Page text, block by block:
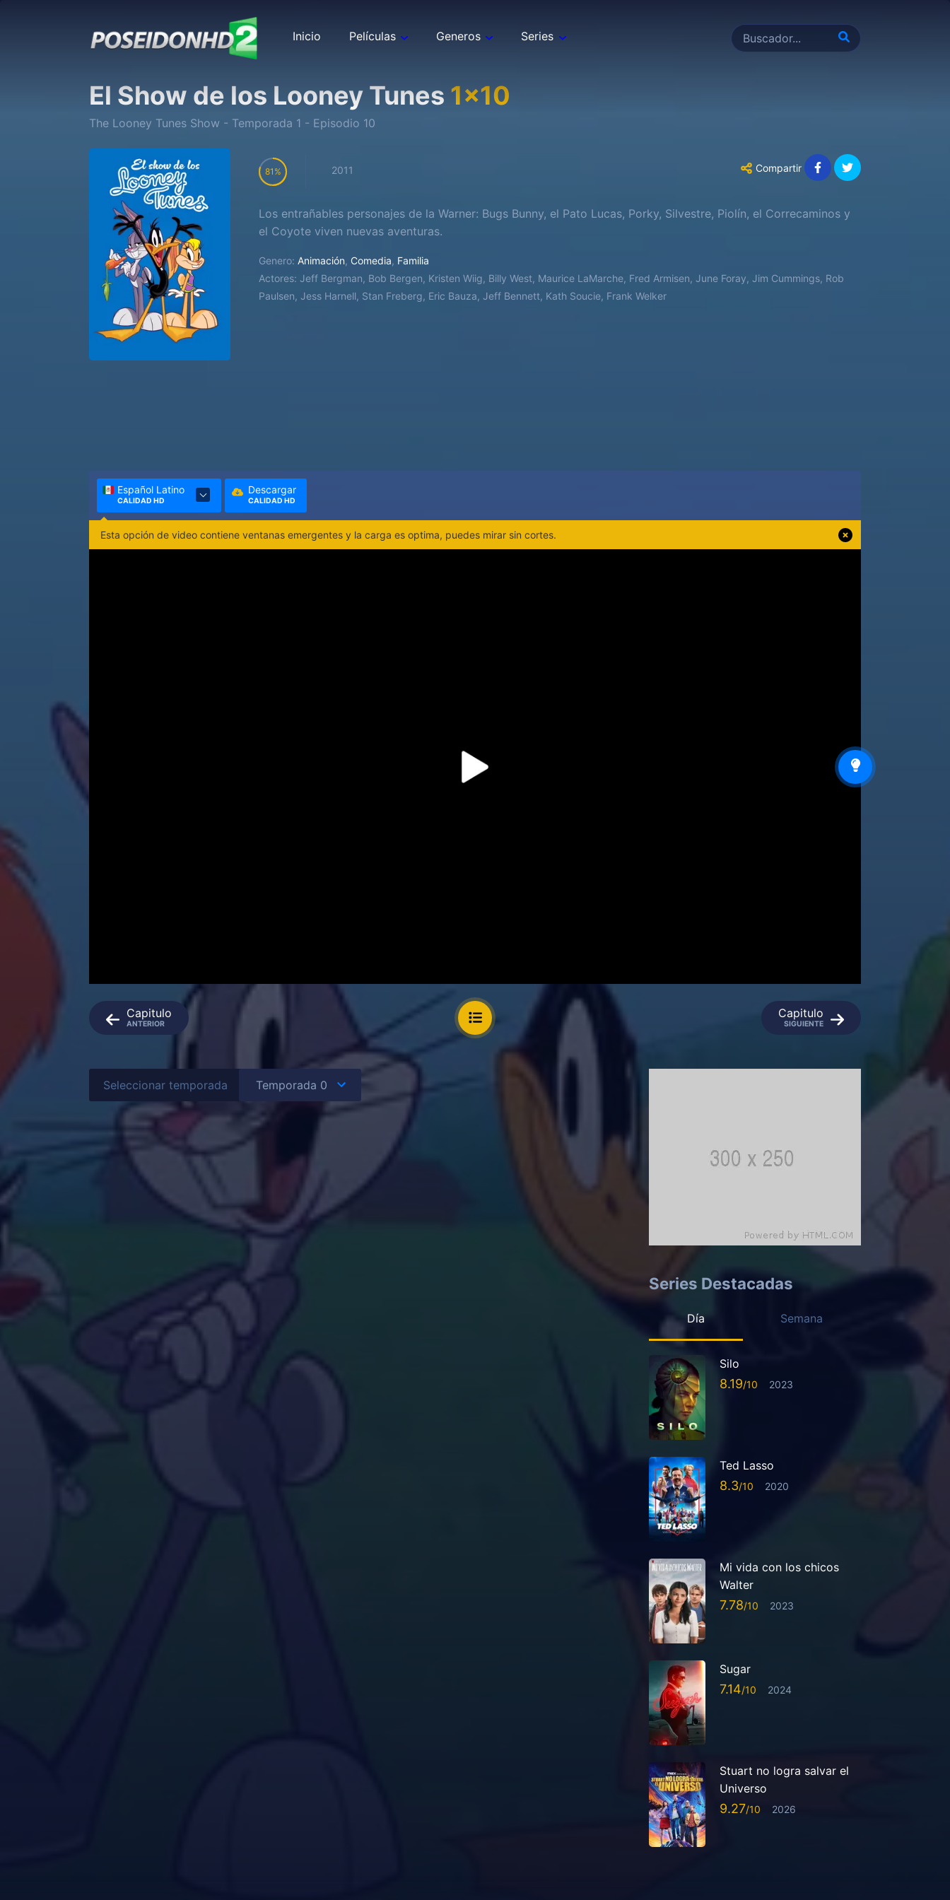
Inicio Películas Generos Series
El Show de los Looney Tunes 1x10
The Looney Tunes Show - Temporada 1 - Episodio 10
81 2011 Compartir
Los entrañables personajes de la Warner: Bugs Bunny, el Pato Lucas, Porky, Silvestre, Piolín, el Correcaminos y
el Coyote viven nuevas aventuras.
Genero: Animación, Comedia, Familia
Actores: Jeff Bergman, Bob Bergen, Kristen Wiig, Billy West, Maurice LaMarche, Fred Armisen, June Foray, Jim Cummings, Rob
Paulsen, Jess Harnell, Stan Freberg, Eric Bauza, Jeff Bennett, Kath Soucie, Frank Welker
Español Latino
CALIDAD HD
Descargar
CALIDAD HD
Esta opción de video contiene ventanas emergentes y la carga es optima, puedes mirar sin cortes.
Capitulo
ANTERIOR
Capitulo
SIGUIENTE
Seleccionar temporada
Series Destacadas
Día Semana
Silo
8.19 2023
Ted Lasso
8.3 2020
Mi vida con los chicos
Walter
7.78 2023
Sugar
7.14 2024
Stuart no logra salvar el
Universo
9.27 2026